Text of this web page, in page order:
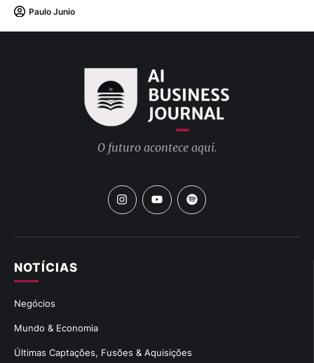
Paulo Junio
NOTÍCIAS
Negócios
Mundo & Economia
Últimas Captações, Fusões & Aquisições
O futuro acontece aqui.